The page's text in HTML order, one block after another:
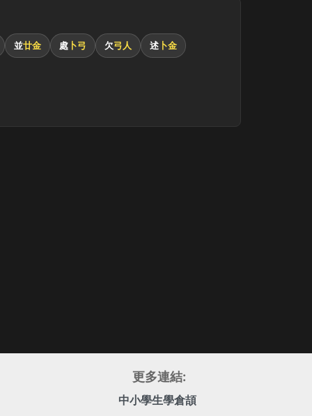
並廿金 處 卜弓 欠弓人 述 卜金
更多連結:
中小學生學倉頡